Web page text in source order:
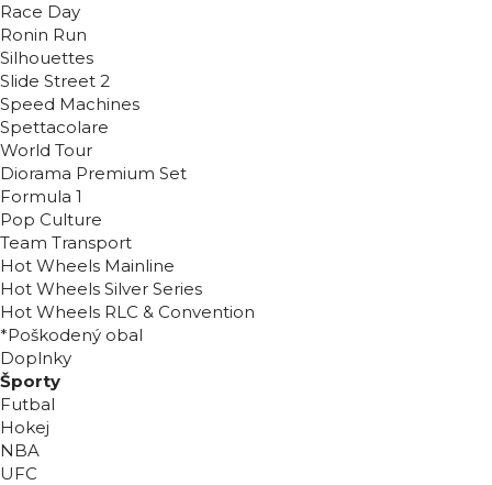
Race Day
Ronin Run
Silhouettes
Slide Street 2
Speed Machines
Spettacolare
World Tour
Diorama Premium Set
Formula 1
Pop Culture
Team Transport
Hot Wheels Mainline
Hot Wheels Silver Series
Hot Wheels RLC & Convention
*Poškodený obal
Doplnky
Športy
Futbal
Hokej
NBA
UFC